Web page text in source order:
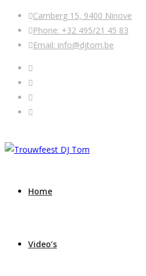
Camberg 15, 9400 Ninove
Phone: +32 495/21 45 83
Email: info@djtom.be
Home
Video’s